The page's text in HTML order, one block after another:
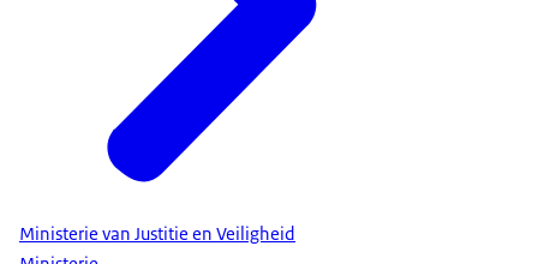
Ministerie van Justitie en Veiligheid